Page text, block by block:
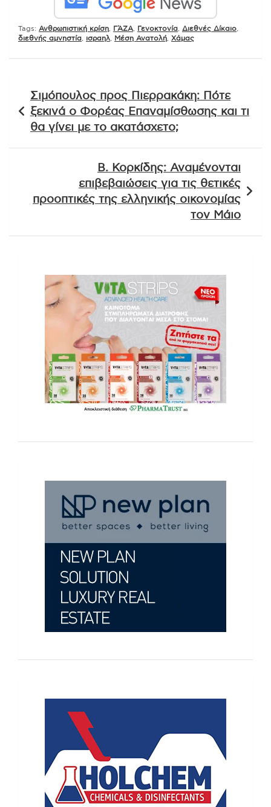
Tags: Ανθρωπιστική κρίση ΓΆΖΑ Γενοκτονία Διεθνές Δίκαιο
διεθνής αμνηστία
ισραηλ Μέση Ανατολή Χάμας
άρθρων
Σιμόπουλος προς Πιερρακάκη: Πότε
ξεκινά ο Φορέας Επαναμίσθωσης και τι
θα γίνει με το ακατάσχετο;
Β. Κορκίδης: Αναμένονται
επιβεβαιώσεις για τις θετικές
προοπτικές της ελληνικής οικονομίας
τον Μάιο